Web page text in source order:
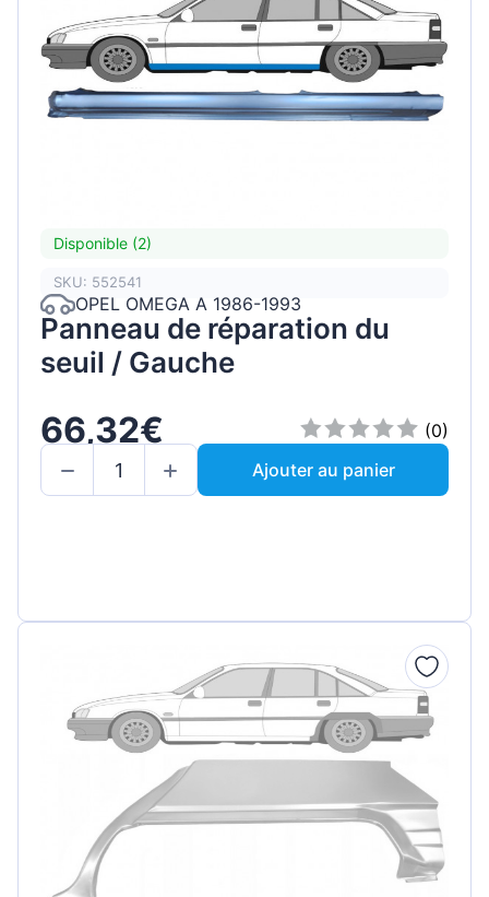
Disponible (2)
SKU: 552541
OPEL OMEGA A 1986-1993
Panneau de réparation du
seuil / Gauche
66,32€
(0)
Ajouter au panier